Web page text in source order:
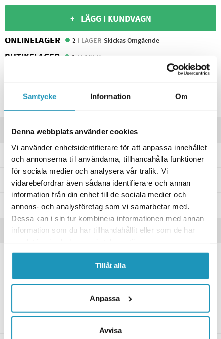
Samtycke Information Om
Denna webbplats använder cookies
Vi använder enhetsidentifierare för att anpassa innehållet
och annonserna till användarna, tillhandahålla funktioner
för sociala medier och analysera vår trafik. Vi
vidarebefordrar även sådana identifierare och annan
information från din enhet till de sociala medier och
annons- och analysföretag som vi samarbetar med.
Dessa kan i sin tur kombinera informationen med annan
information som du har tillhandahållit eller som de har
Tillåt alla
Anpassa
Avvisa
+ LÄGG I KUNDVAGN
ONLINELAGER
2 I LAGER Skickas Omgående
BUTIKSLAGER 1 I LAGER
Produktinformation
Främre stötdämpare.
Passar dessa modeller
Specifikationer
Recensioner
Leverans- & Returinformation
Betalning